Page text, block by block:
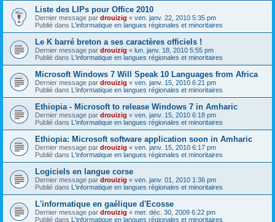
Liste des LIPs pour Office 2010
Dernier message par drouizig « ven. janv. 22, 2010 5:35 pm
Publié dans L'informatique en langues régionales et minoritaires
Le K barré breton a ses caractères officiels !
Dernier message par drouizig « lun. janv. 18, 2010 5:55 pm
Publié dans L'informatique en langues régionales et minoritaires
Microsoft Windows 7 Will Speak 10 Languages from Africa
Dernier message par drouizig « ven. janv. 15, 2010 6:21 pm
Publié dans L'informatique en langues régionales et minoritaires
Ethiopia - Microsoft to release Windows 7 in Amharic
Dernier message par drouizig « ven. janv. 15, 2010 6:18 pm
Publié dans L'informatique en langues régionales et minoritaires
Ethiopia: Microsoft software application soon in Amharic
Dernier message par drouizig « ven. janv. 15, 2010 6:17 pm
Publié dans L'informatique en langues régionales et minoritaires
Logiciels en langue corse
Dernier message par drouizig « ven. janv. 01, 2010 1:36 pm
Publié dans L'informatique en langues régionales et minoritaires
L'informatique en gaélique d'Ecosse
Dernier message par drouizig « mer. déc. 30, 2009 6:22 pm
Publié dans L'informatique en langues régionales et minoritaires